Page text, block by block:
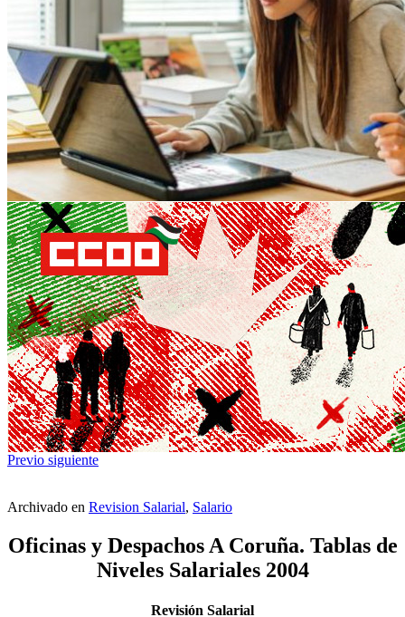
Previo siguiente
Archivado en Revision Salarial, Salario
Oficinas y Despachos A Coruña. Tablas de
Niveles Salariales 2004
Revisión Salarial